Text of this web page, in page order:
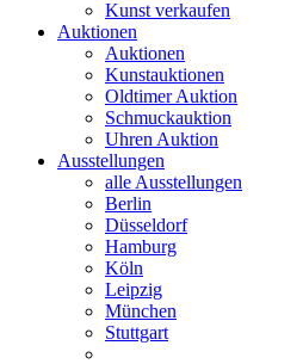
Kunst verkaufen
Auktionen
Auktionen
Kunstauktionen
Oldtimer Auktion
Schmuckauktion
Uhren Auktion
Ausstellungen
alle Ausstellungen
Berlin
Düsseldorf
Hamburg
Köln
Leipzig
München
Stuttgart